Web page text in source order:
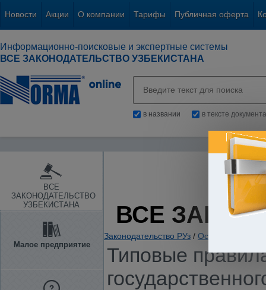
Новости Акции О компании Тарифы Публичная оферта
Информационно-поисковые и экспертные системы
ВСЕ ЗАКОНОДАТЕЛЬСТВО УЗБЕКИСТАНА
в названии в тексте документа
ВСЕ
ЗАКОНОДАТЕЛЬСТВО
УЗБЕКИСТАНА
Малое предприятие
ВСЕ
Законодательство РУз / Основы
Типовые